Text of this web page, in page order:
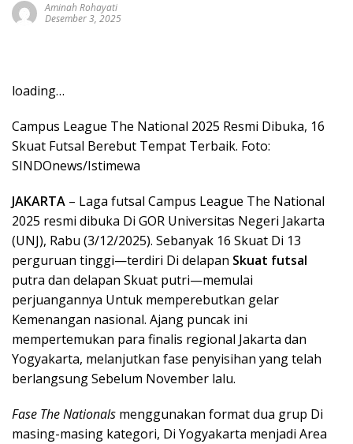
Aminah Rohayati
Desember 3, 2025
loading…
Campus League The National 2025 Resmi Dibuka, 16
Skuat Futsal Berebut Tempat Terbaik. Foto:
SINDOnews/Istimewa
JAKARTA – Laga futsal Campus League The National
2025 resmi dibuka Di GOR Universitas Negeri Jakarta
(UNJ), Rabu (3/12/2025). Sebanyak 16 Skuat Di 13
perguruan tinggi—terdiri Di delapan Skuat futsal
putra dan delapan Skuat putri—memulai
perjuangannya Untuk memperebutkan gelar
Kemenangan nasional. Ajang puncak ini
mempertemukan para finalis regional Jakarta dan
Yogyakarta, melanjutkan fase penyisihan yang telah
berlangsung Sebelum November lalu.
Fase The Nationals menggunakan format dua grup Di
masing-masing kategori, Di Yogyakarta menjadi Area